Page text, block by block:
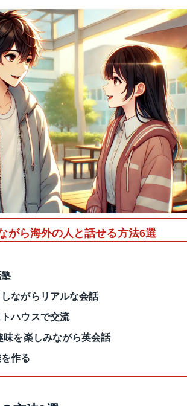
がら海外の人と話せる方法6選
ながらリアルな会話
ハウスで交流
を楽しみながら英会話
作る